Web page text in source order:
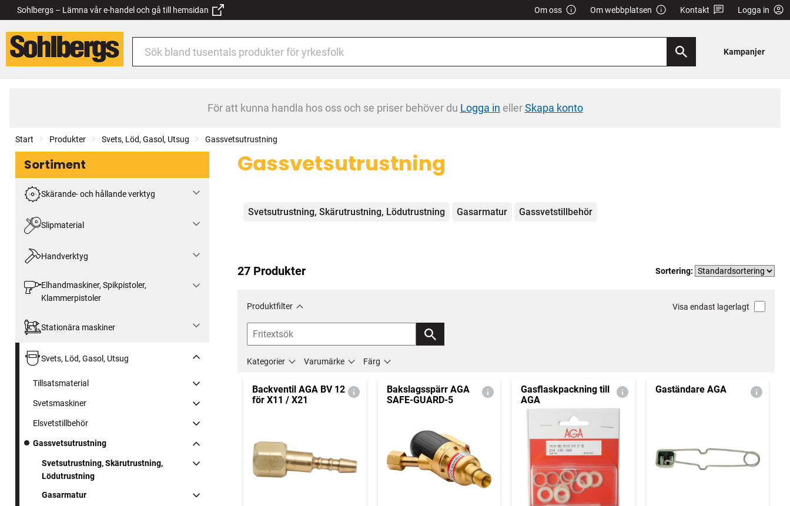
Sohlbergs – Lämna vår e-handel och gå till hemsidan Om oss Om webbplatsen Kontakt Logga in
Kampanjer
För att kunna handla hos oss och se priser behöver du Logga in ellerSkapa konto
Start Produkter Svets, Löd, Gasol, Utsug Gassvetsutrustning
Sortiment
Skärande- och hållande verktyg
Slipmaterial
Handverktyg
Elhandmaskiner, Spikpistoler,
Klammerpistoler
Stationära maskiner
Svets, Löd, Gasol, Utsug
Tillsatsmaterial
Svetsmaskiner
Elsvetstillbehör
Gassvetsutrustning
Svetsutrustning, Skärutrustning,
Lödutrustning
Gasarmatur
Gassvetsutrustning
Kategorier
Svetsutrustning, Skärutrustning, Lödutrustning Gasarmatur Gassvetstillbehör
27 Produkter Sortering:
Produktfilter Visa endast lagerlagt
Kategorier Varumärke Färg
Backventil AGA BV 12
för X11 / X21
Bakslagsspärr AGA
SAFE-GUARD-5
Gasflaskpackning till
AGA
Gaständare AGA